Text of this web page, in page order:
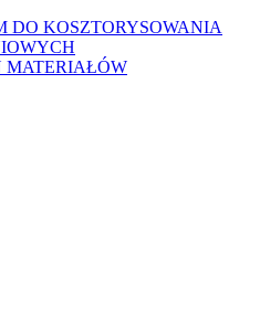
DO KOSZTORYSOWANIA
MATERIAŁÓW